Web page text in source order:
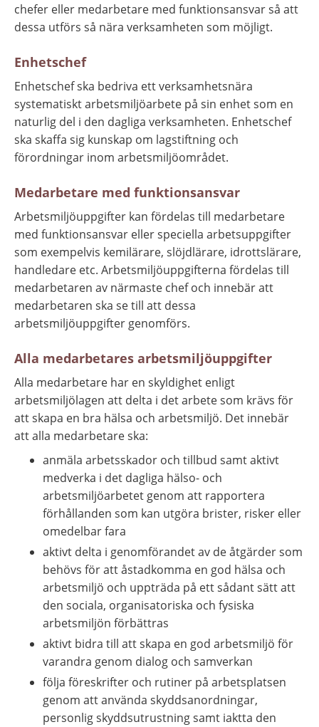
chefer eller medarbetare med funktionsansvar så att
dessa utförs så nära verksamheten som möjligt.
Enhetschef
Enhetschef ska bedriva ett verksamhetsnära
systematiskt arbetsmiljöarbete på sin enhet som en
naturlig del i den dagliga verksamheten. Enhetschef
ska skaffa sig kunskap om lagstiftning och
förordningar inom arbetsmiljöområdet.
Medarbetare med funktionsansvar
Arbetsmiljöuppgifter kan fördelas till medarbetare
med funktionsansvar eller speciella arbetsuppgifter
som exempelvis kemilärare, slöjdlärare, idrottslärare,
handledare etc. Arbetsmiljöuppgifterna fördelas till
medarbetaren av närmaste chef och innebär att
medarbetaren ska se till att dessa
arbetsmiljöuppgifter genomförs.
Alla medarbetares arbetsmiljöuppgifter
Alla medarbetare har en skyldighet enligt
arbetsmiljölagen att delta i det arbete som krävs för
att skapa en bra hälsa och arbetsmiljö. Det innebär
att alla medarbetare ska:
anmäla arbetsskador och tillbud samt aktivt
medverka i det dagliga hälso- och
arbetsmiljöarbetet genom att rapportera
förhållanden som kan utgöra brister, risker eller
omedelbar fara
aktivt delta i genomförandet av de åtgärder som
behövs för att åstadkomma en god hälsa och
arbetsmiljö och uppträda på ett sådant sätt att
den sociala, organisatoriska och fysiska
arbetsmiljön förbättras
aktivt bidra till att skapa en god arbetsmiljö för
varandra genom dialog och samverkan
följa föreskrifter och rutiner på arbetsplatsen
genom att använda skyddsanordningar,
personlig skyddsutrustning samt iaktta den